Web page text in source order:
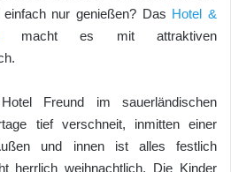
nur genießen? Das Hotel &
macht es mit attraktiven
Freund im sauerländischen
tief verschneit, inmitten einer
und innen ist alles festlich
herrlich weihnachtlich. Die Kinder